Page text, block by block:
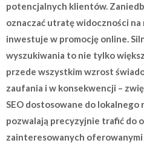
potencjalnych klientów.
oznaczać utratę widoczności
inwestuje w promocję online.
wyszukiwania to nie tylko
przede wszystkim wzrost
zaufania i w konsekwencji –
SEO dostosowane do lokalnego
pozwalają precyzyjnie trafić do
zainteresowanych oferowanymi